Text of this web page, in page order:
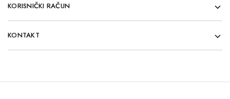
KORISNIČKI RAČUN
KONTAKT